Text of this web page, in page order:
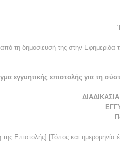
τη δημοσίευσή της στην Εφημερίδα
εγγυητικής επιστολής για τη
Επιστολής] [Τόπος και ημερομηνία